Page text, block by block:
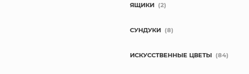
ЯЩИКИ (2)
СУНДУКИ (8)
ИСКУССТВЕННЫЕ ЦВЕТЫ (84)